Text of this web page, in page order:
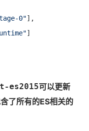
0"] ,
]
es2015可以更新
了所有的ES相关的